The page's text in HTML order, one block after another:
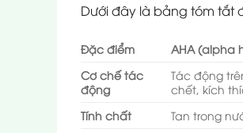
Dưới đây là bảng tóm tắt
Đặc điểm AHA (alpha
Cơ chế tác
động
Tác động
chết, kích
Tính chất
Tan trong